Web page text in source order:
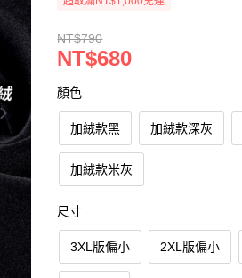
NT$790
NT$680
顏色
加絨款黑 加絨款深灰
加絨款米灰
尺寸
3XL版偏小 2XL版偏小